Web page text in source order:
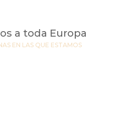
a toda Europa
EN LAS QUE ESTAMOS